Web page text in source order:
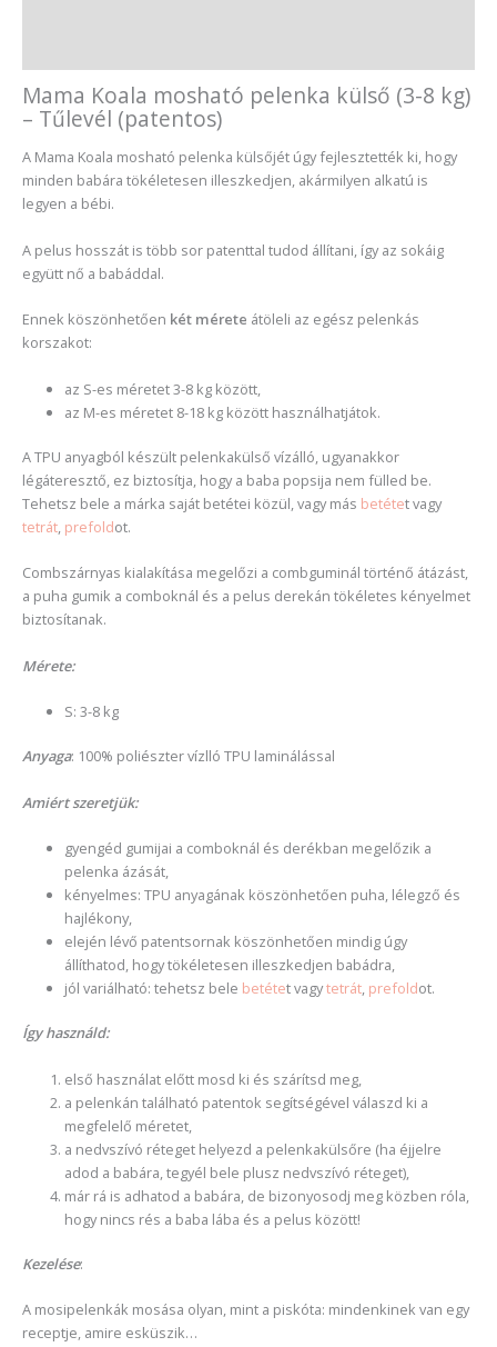
Mama Koala mosható pelenka külső (3-8 kg)
– Tűlevél (patentos)
A Mama Koala mosható pelenka külsőjét úgy fejlesztették ki, hogy
minden babára tökéletesen illeszkedjen, akármilyen alkatú is
legyen a bébi.
A pelus hosszát is több sor patenttal tudod állítani, így az sokáig
együtt nő a babáddal.
Ennek köszönhetően két mérete átöleli az egész pelenkás
korszakot:
az S-es méretet 3-8 kg között,
az M-es méretet 8-18 kg között használhatjátok.
A TPU anyagból készült pelenkakülső vízálló, ugyanakkor
légáteresztő, ez biztosítja, hogy a baba popsija nem fülled be.
Tehetsz bele a márka saját betétei közül, vagy más betétet vagy
tetrát, prefoldot.
Combszárnyas kialakítása megelőzi a combguminál történő átázást,
a puha gumik a comboknál és a pelus derekán tökéletes kényelmet
biztosítanak.
Mérete:
S: 3-8 kg
Anyaga: 100% poliészter vízlló TPU laminálással
Amiért szeretjük:
gyengéd gumijai a comboknál és derékban megelőzik a
pelenka ázását,
kényelmes: TPU anyagának köszönhetően puha, lélegző és
hajlékony,
elején lévő patentsornak köszönhetően mindig úgy
állíthatod, hogy tökéletesen illeszkedjen babádra,
jól variálható: tehetsz bele betétet vagytetrát, prefoldot.
Így használd:
első használat előtt mosd ki és szárítsd meg,
a pelenkán található patentok segítségével válaszd ki a
megfelelő méretet,
a nedvszívó réteget helyezd a pelenkakülsőre (ha éjjelre
adod a babára, tegyél bele plusz nedvszívó réteget),
már rá is adhatod a babára, de bizonyosodj meg közben róla,
hogy nincs rés a baba lába és a pelus között!
Kezelése:
A mosipelenkák mosása olyan, mint a piskóta: mindenkinek van egy
receptje, amire esküszik…